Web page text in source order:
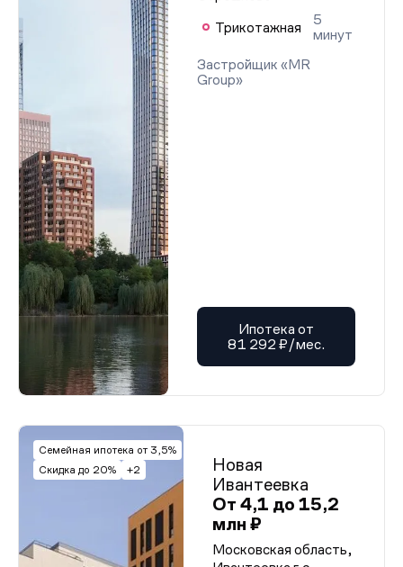
Трикотажная
5
минут
Застройщик «MR
Group»
Ипотека от
81 292 ₽/мес.
Семейная ипотека от 3,5%
Скидка до 20%
+2
Новая
Ивантеевка
От 4,1 до 15,2
млн ₽
Московская область,